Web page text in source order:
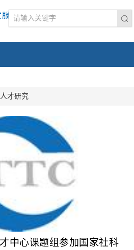
人才研究
中心课题组参加国家社科